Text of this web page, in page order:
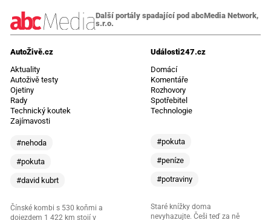
Další portály spadající pod abcMedia Network,
s.r.o.
AutoŽivě.cz
Aktuality
Autoživě testy
Ojetiny
Rady
Technický koutek
Zajímavosti
#nehoda
#pokuta
#david kubrt
Čínské kombi s 530 koňmi a
dojezdem 1 422 km stojí v
Události247.cz
Domácí
Komentáře
Rozhovory
Spotřebitel
Technologie
#pokuta
#peníze
#potraviny
Staré knížky doma
nevyhazujte. Češi teď za ně